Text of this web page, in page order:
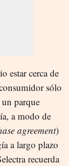
estar cerca de
sólo
parque
a modo de
agreement)
a largo plazo
recuerda